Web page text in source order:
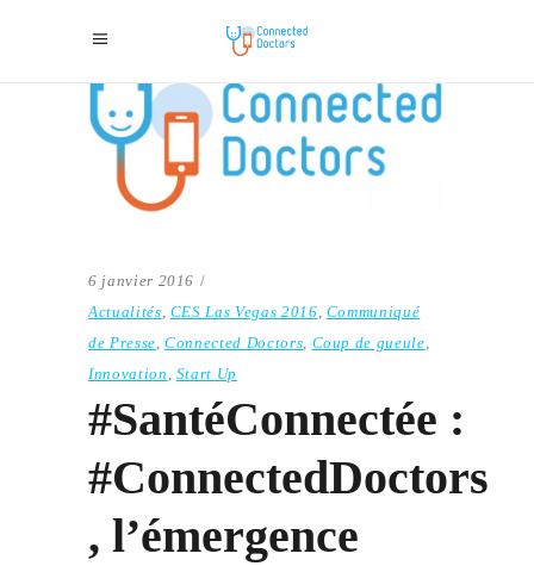
6 janvier 2016
Actualités, CES Las Vegas 2016, Communiqué
de Presse,Connected Doctors, Coup de gueule,
Innovation , Start Up
#SantéConnectée :
#ConnectedDoctors
, l’émergence